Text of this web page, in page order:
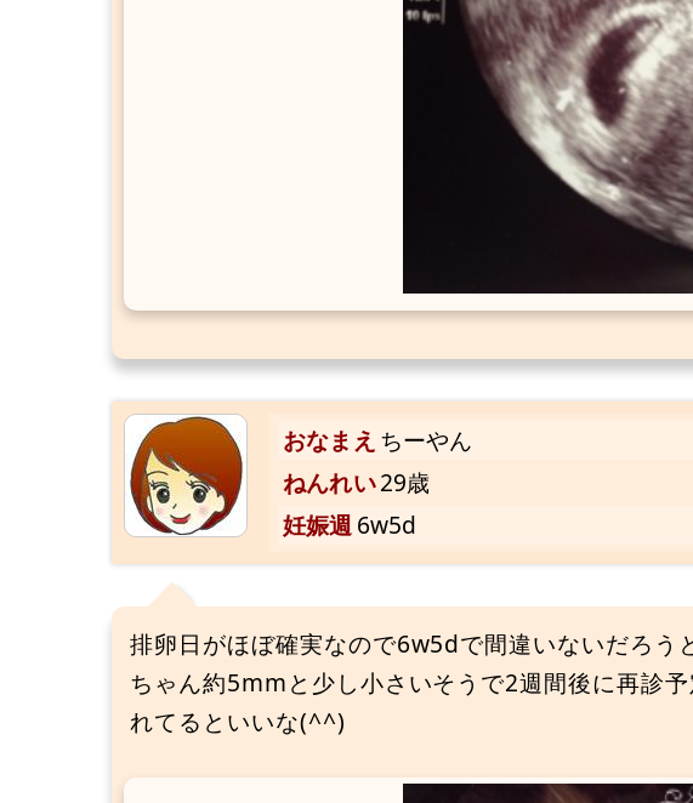
おなまえ ちーやん
ねんれい29歳
妊娠週6w5d
排卵日がほぼ確実なので6w5dで間違いないだろう
ちゃん約5mmと少し小さいそうで2週間後に再診
れてるといいな(^^)